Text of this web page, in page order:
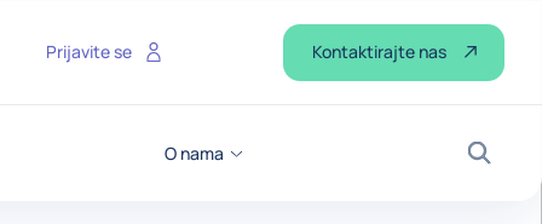
O nama
Prijavite se Kontaktirajte nas